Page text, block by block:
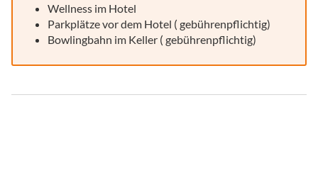
Wellness im Hotel
Parkplätze vor dem Hotel ( gebührenpflichtig)
Bowlingbahn im Keller ( gebührenpflichtig)